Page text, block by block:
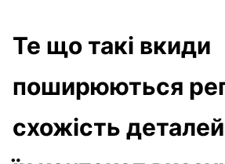
Те що такі вкиди
поширюються
схожість